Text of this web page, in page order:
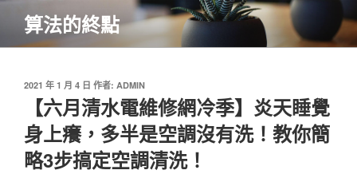
主
算法的終點
發
2021 年 1 月 4 日 作者: ADMIN
【六月清水電維修網冷季】炎天睡覺
身上癢，多半是空調沒有洗！教你簡
略3步搞定空調清洗！